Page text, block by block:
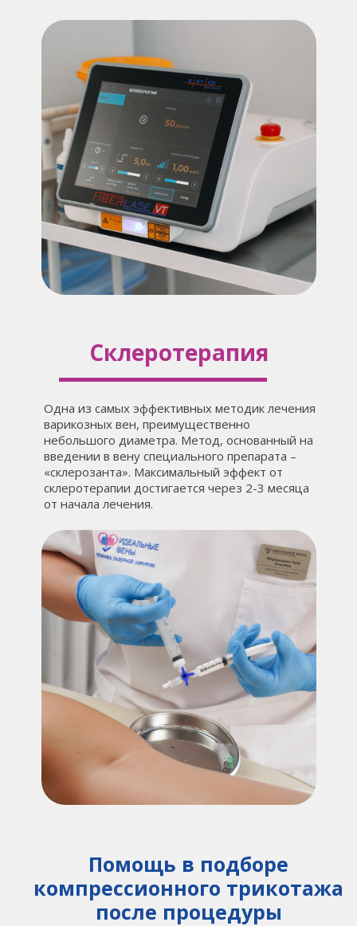
Склеротерапия
Одна из самых эффективных методик лечения
варикозных вен, преимущественно
небольшого диаметра. Метод, основанный на
введении в вену специального препарата –
«склерозанта». Максимальный эффект от
склеротерапии достигается через 2-3 месяца
от начала лечения.
Помощь в подборе
компрессионного трикотажа
после процедуры